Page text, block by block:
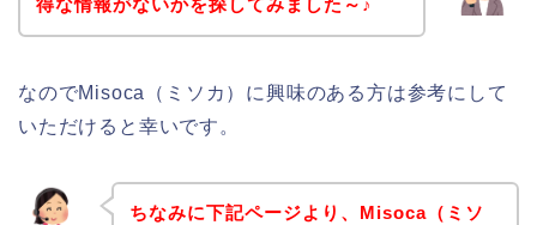
なのでMisoca（ミソカ）に興味のある方は参考にして
いただけると幸いです。
ちなみに下記ページより、Misoca（ミソ